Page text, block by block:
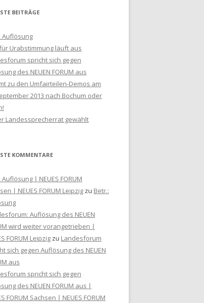
BEITRÄGE
Auflösung
Urabstimmung läuft aus
spricht sich gegen
des NEUEN FORUM aus
zu den ‪Umfairteilen‬-Demos am
2013 nach Bochum oder
Landessprecherrat gewählt
KOMMENTARE
Auflösung | NEUES FORUM
| NEUES FORUM Leipzig zu Betr.:
Auflösung des NEUEN
wird weiter vorangetrieben |
FORUM Leipzig zu Landesforum
sich gegen Auflösung des NEUEN
aus
spricht sich gegen
des NEUEN FORUM aus |
FORUM Sachsen | NEUES FORUM